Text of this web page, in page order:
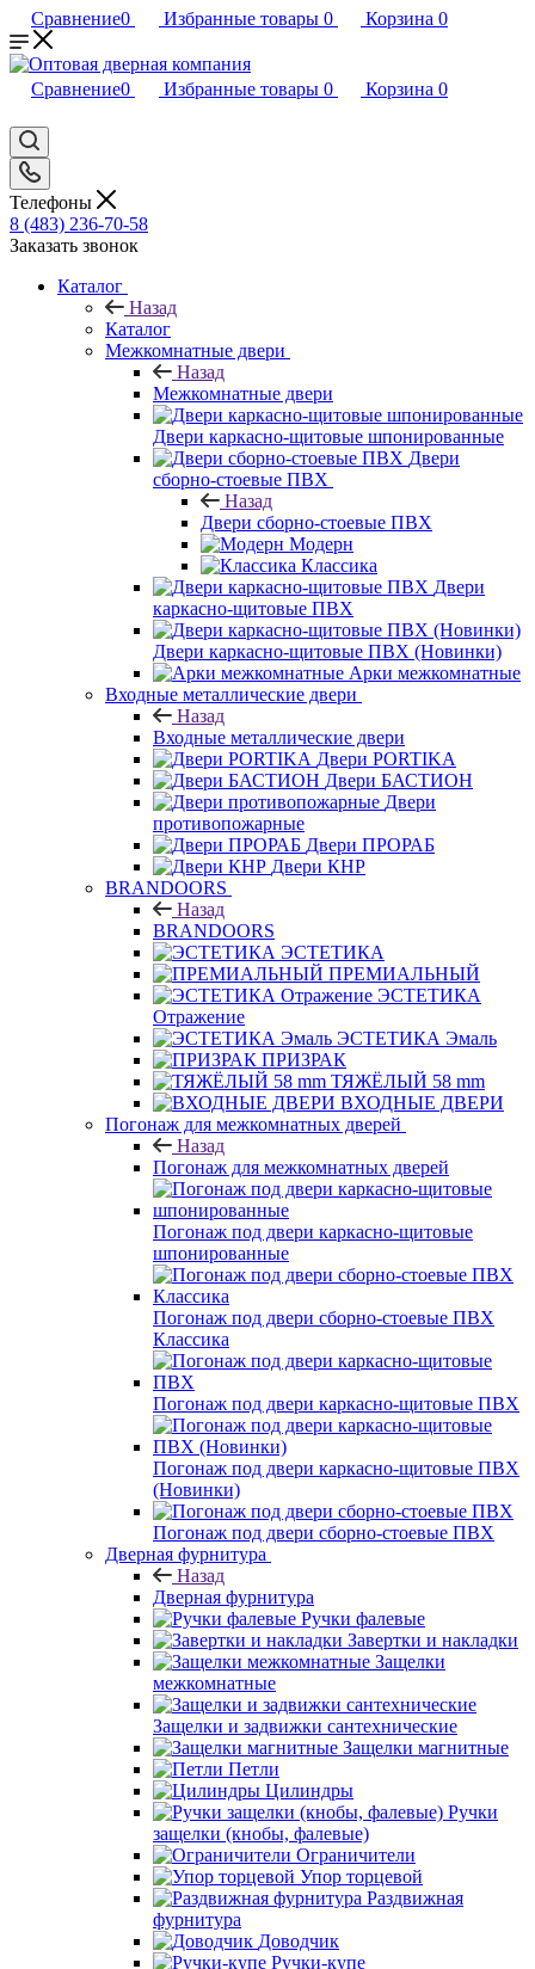
Сравнение0 Избранные товары 0 Корзина 0
Сравнение0 Избранные товары 0 Корзина 0
Телефоны
8 (483) 236-70-58
Заказать звонок
Каталог
Назад
Каталог
Межкомнатные двери
Назад
Межкомнатные двери
Двери каркасно-щитовые шпонированные
Двери
сборно-стоевые ПВХ
Назад
Двери сборно-стоевые ПВХ
Модерн
Классика
Двери
каркасно-щитовые ПВХ
Двери каркасно-щитовые ПВХ (Новинки)
Арки межкомнатные
Входные металлические двери
Назад
Входные металлические двери
Двери PORTIKA
Двери БАСТИОН
Двери
противопожарные
Двери ПРОРАБ
Двери КНР
BRANDOORS
Назад
BRANDOORS
ЭСТЕТИКА
ПРЕМИАЛЬНЫЙ
ЭСТЕТИКА
Отражение
ЭСТЕТИКА Эмаль
ПРИЗРАК
ТЯЖЁЛЫЙ 58 mm
ВХОДНЫЕ ДВЕРИ
Погонаж для межкомнатных дверей
Назад
Погонаж для межкомнатных дверей
Погонаж под двери каркасно-щитовые
шпонированные
Погонаж под двери сборно-стоевые ПВХ
Классика
Погонаж под двери каркасно-щитовые ПВХ
Погонаж под двери каркасно-щитовые ПВХ
(Новинки)
Погонаж под двери сборно-стоевые ПВХ
Дверная фурнитура
Назад
Дверная фурнитура
Ручки фалевые
Завертки и накладки
Защелки
межкомнатные
Защелки и задвижки сантехнические
Защелки магнитные
Петли
Цилиндры
Ручки
защелки (кнобы, фалевые)
Ограничители
Упор торцевой
Раздвижная
фурнитура
Доводчик
Ручки-купе